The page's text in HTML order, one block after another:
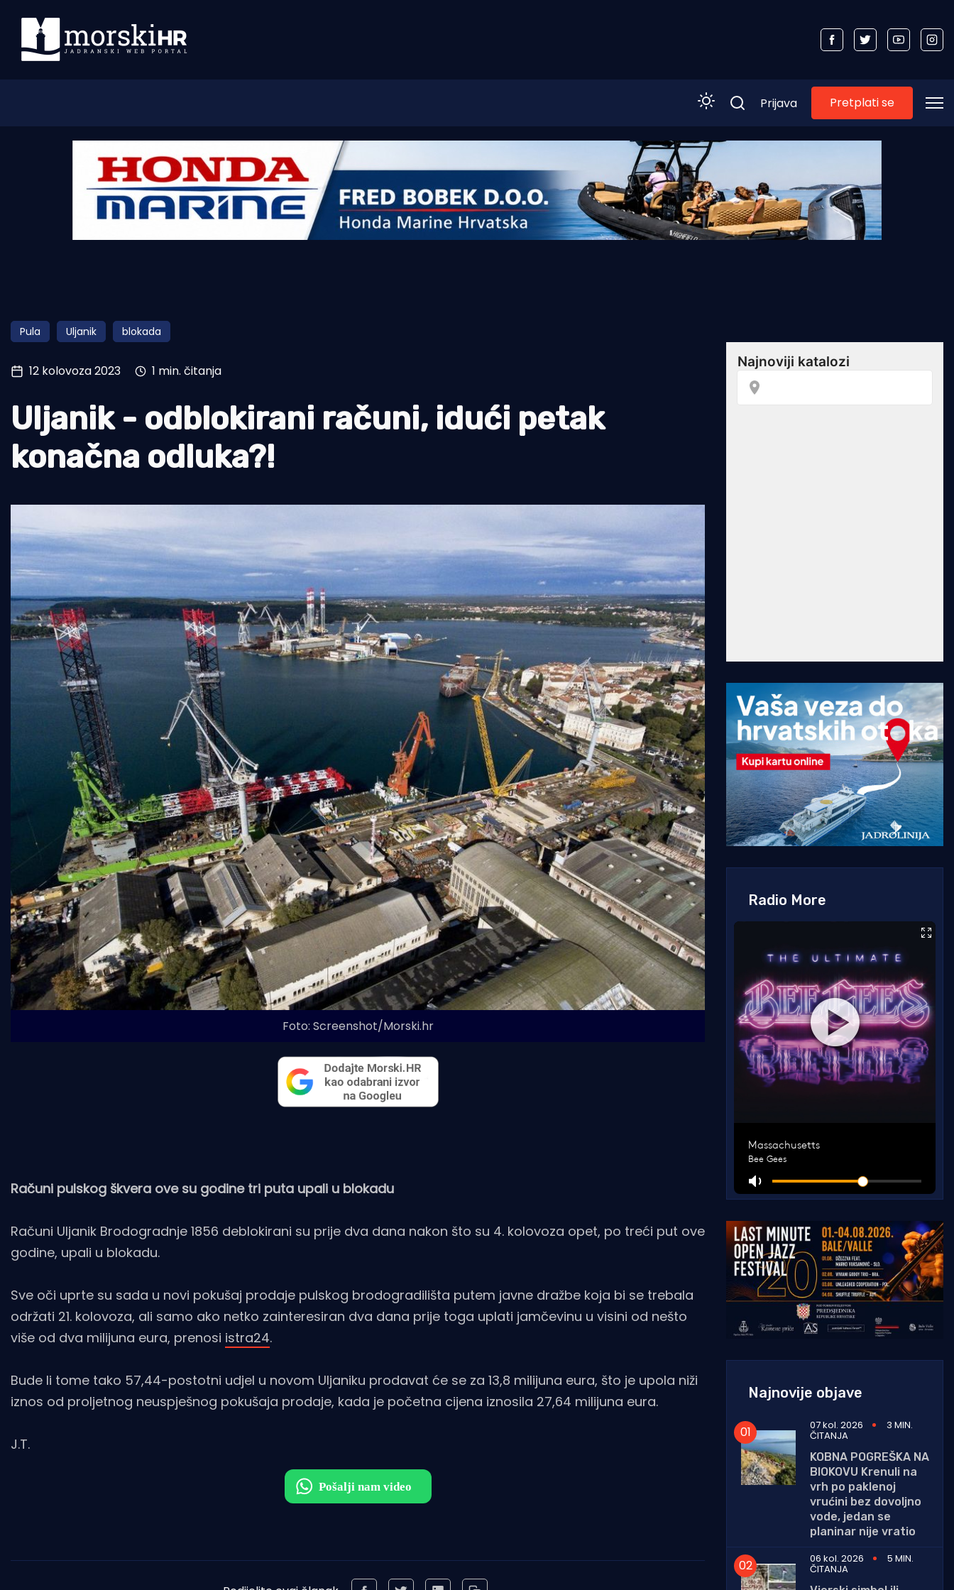
Morski plus
Pomorstvo
Ribolov
Tradicija i kultura
Prijava Pretplati se
Pula Uljanik blokada
12 kolovoza 2023 1 min. čitanja
Uljanik - odblokirani računi, idući petak
konačna odluka?!
Foto: Screenshot/Morski.hr
Računi pulskog škvera ove su godine tri puta upali u blokadu
Računi Uljanik Brodogradnje 1856 deblokirani su prije dva dana nakon što su 4. kolovoza opet, po treći put ove
godine, upali u blokadu.
Sve oči uprte su sada u novi pokušaj prodaje pulskog brodogradilišta putem javne dražbe koja bi se trebala
održati 21. kolovoza, ali samo ako netko zainteresiran dva dana prije toga uplati jamčevinu u visini od nešto
više od dva milijuna eura, prenosi istra24.
Bude li tome tako 57,44-postotni udjel u novom Uljaniku prodavat će se za 13,8 milijuna eura, što je upola niži
iznos od proljetnog neuspješnog pokušaja prodaje, kada je početna cijena iznosila 27,64 milijuna eura.
J.T.
Radio More
Najnovije objave
07 kol. 2026 3 MIN.
ČITANJA
KOBNA POGREŠKA NA
BIOKOVU Krenuli na
vrh po paklenoj
vrućini bez dovoljno
vode, jedan se
planinar nije vratio
06 kol. 2026
5 MIN.
ČITANJA